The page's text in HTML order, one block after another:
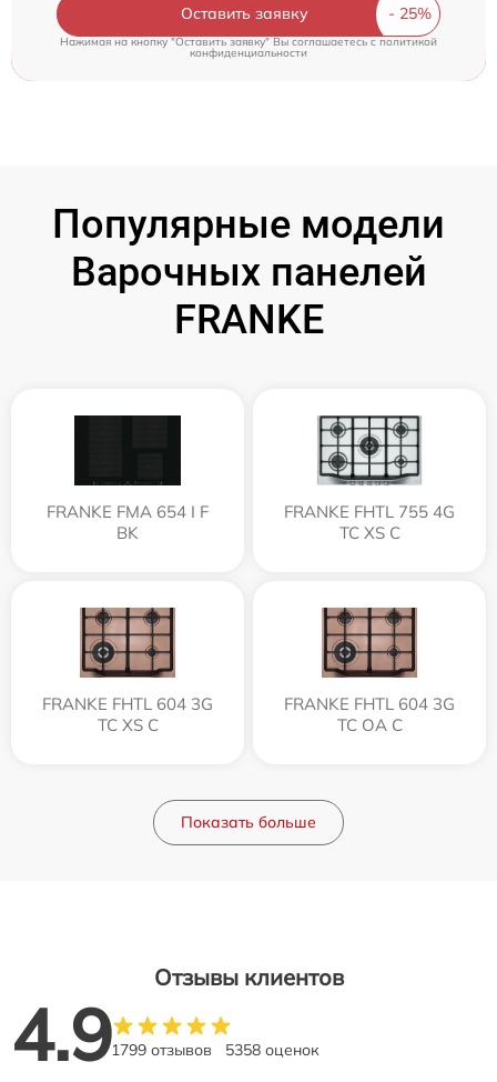
Оставить заявку
Нажимая на кнопку "Оставить заявку" Вы соглашаетесь cполитикой
конфиденциальности
Популярные модели
Варочных панелей
FRANKE
FRANKE FMA 654 I F
BK
FRANKE FHTL 755 4G
TC XS C
FRANKE FHTL 604 3G
TC XS C
FRANKE FHTL 604 3G
TC OA C
Показать больше
Отзывы клиентов
4.91799 отзывов 5358 оценок